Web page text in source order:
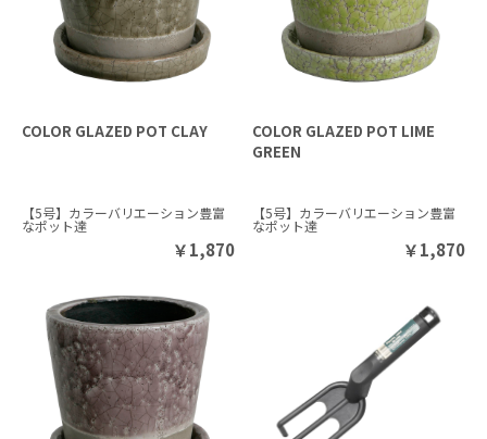
COLOR GLAZED POT CLAY
【5号】カラーバリエーション豊富
なポット達
￥1,870
COLOR GLAZED POT LIME
GREEN
【5号】カラーバリエーション豊富
なポット達
￥1,870